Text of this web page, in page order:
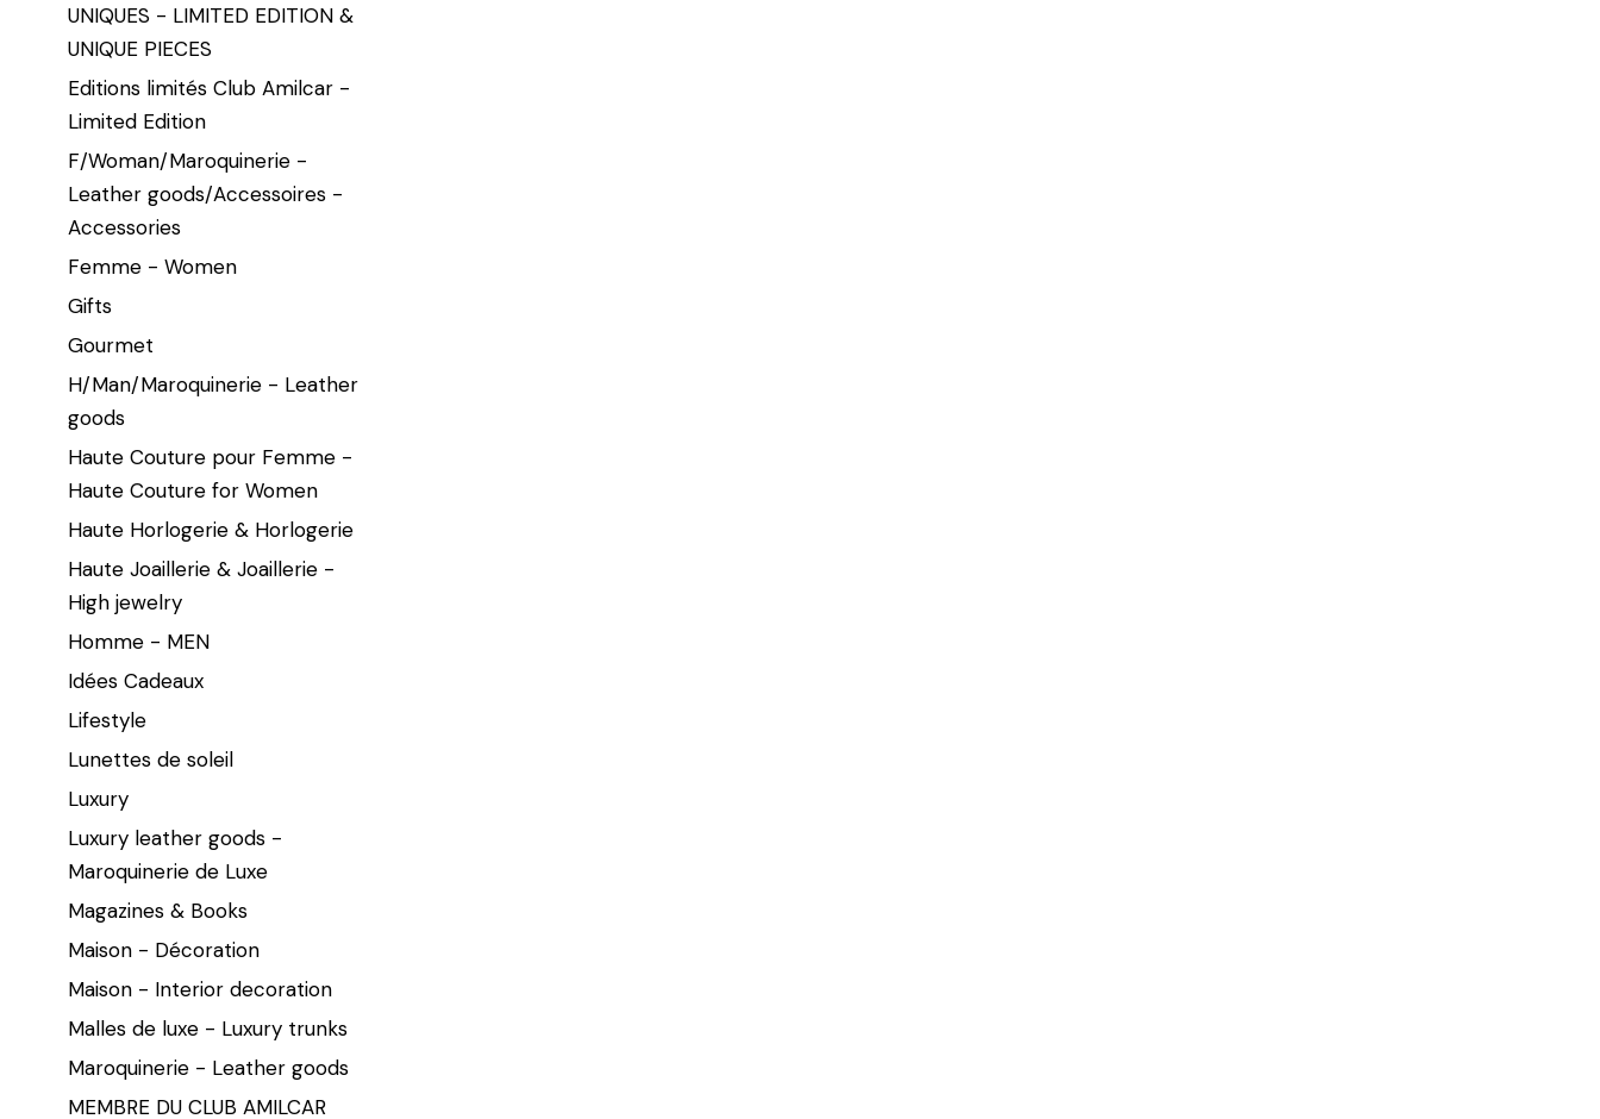
UNIQUES - LIMITED EDITION &
UNIQUE PIECES
Editions limités Club Amilcar -
Limited Edition
F/Woman/Maroquinerie -
Leather goods/Accessoires -
Accessories
Femme - Women
Gifts
Gourmet
H/Man/Maroquinerie - Leather
goods
Haute Couture pour Femme -
Haute Couture for Women
Haute Horlogerie & Horlogerie
Haute Joaillerie & Joaillerie -
High jewelry
Homme - MEN
Idées Cadeaux
Lifestyle
Lunettes de soleil
Luxury
Luxury leather goods -
Maroquinerie de Luxe
Magazines & Books
Maison - Décoration
Maison - Interior decoration
Malles de luxe - Luxury trunks
Maroquinerie - Leather goods
MEMBRE DU CLUB AMILCAR